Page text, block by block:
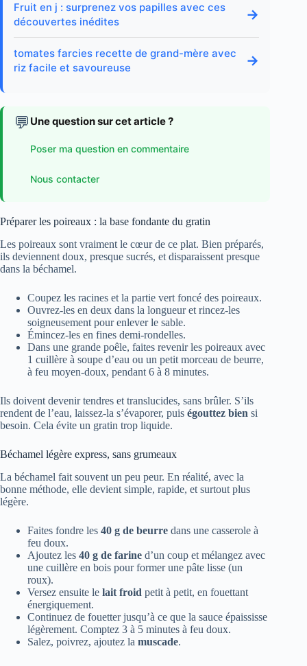
Fruit en j : surprenez vos papilles avec ces
découvertes inédites
→
tomates farcies recette de grand-mère avec
riz facile et savoureuse
→
💬 Une question sur cet article ?
Poser ma question en commentaire
Nous contacter
Préparer les poireaux : la base fondante du gratin
Les poireaux sont vraiment le cœur de ce plat. Bien préparés,
ils deviennent doux, presque sucrés, et disparaissent presque
dans la béchamel.
Coupez les racines et la partie vert foncé des poireaux.
Ouvrez-les en deux dans la longueur et rincez-les
soigneusement pour enlever le sable.
Émincez-les en fines demi-rondelles.
Dans une grande poêle, faites revenir les poireaux avec
1 cuillère à soupe d’eau ou un petit morceau de beurre,
à feu moyen-doux, pendant 6 à 8 minutes.
Ils doivent devenir tendres et translucides, sans brûler. S’ils
rendent de l’eau, laissez-la s’évaporer, puis égouttez bien si
besoin. Cela évite un gratin trop liquide.
Béchamel légère express, sans grumeaux
La béchamel fait souvent un peu peur. En réalité, avec la
bonne méthode, elle devient simple, rapide, et surtout plus
légère.
Faites fondre les 40 g de beurre dans une casserole à
feu doux.
Ajoutez les 40 g de farine d’un coup et mélangez avec
une cuillère en bois pour former une pâte lisse (un
roux).
Versez ensuite le lait froid petit à petit, en fouettant
énergiquement.
Continuez de fouetter jusqu’à ce que la sauce épaississe
légèrement. Comptez 3 à 5 minutes à feu doux.
Salez, poivrez, ajoutez la muscade.